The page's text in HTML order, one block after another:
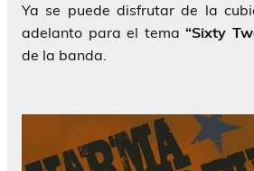
Ya se puede disfrutar de la
adelanto para el tema“Sixty
de la banda.